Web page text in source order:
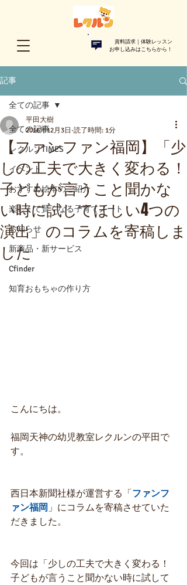
資料請求｜体験レッスン
お申し込みはこちらから！​
記事
全ての記事
レクルンTIMES
イベント
おすすめ絵本のご紹介
楽しくて賢くなる子育てノート
お知らせ
新商品・新サービス
Cfinder
知育おもちゃの作り方
全ての記事
【ファンファン福岡】「少
しの工夫で大きく変わる！
子どもが言うこと聞かな
い時に試してほしい4つの
演出」のコラムを寄稿しま
した
平田大樹
2016年12月3日 読了時間: 1分
こんにちは。
福岡天神の幼児教室レクルンの平田で
す。
西日本新聞社様が運営する「 ファンフ
ァン福岡」にコラムを寄稿させていた
だきました。
今回は「少しの工夫で大きく変わる！
子どもが言うこと聞かない時に試して